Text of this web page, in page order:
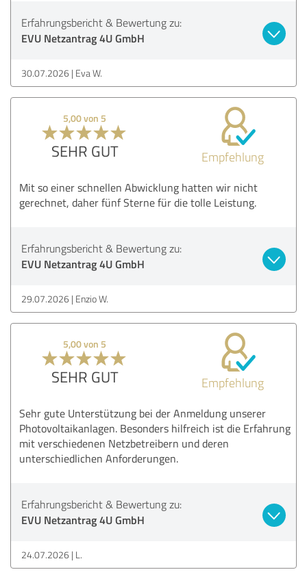
Erfahrungsbericht & Bewertung zu:
EVU Netzantrag 4U GmbH
30.07.2026 Eva W.
5,00 von 5
SEHR GUT Empfehlung
Mit so einer schnellen Abwicklung hatten wir nicht
gerechnet, daher fünf Sterne für die tolle Leistung.
Erfahrungsbericht & Bewertung zu:
EVU Netzantrag 4U GmbH
29.07.2026 Enzio W.
5,00 von 5
SEHR GUT Empfehlung
Sehr gute Unterstützung bei der Anmeldung unserer
Photovoltaikanlagen. Besonders hilfreich ist die Erfahrung
mit verschiedenen Netzbetreibern und deren
unterschiedlichen Anforderungen.
Erfahrungsbericht & Bewertung zu:
EVU Netzantrag 4U GmbH
24.07.2026 L.